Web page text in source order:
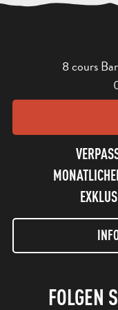
8 cours
FOLGEN